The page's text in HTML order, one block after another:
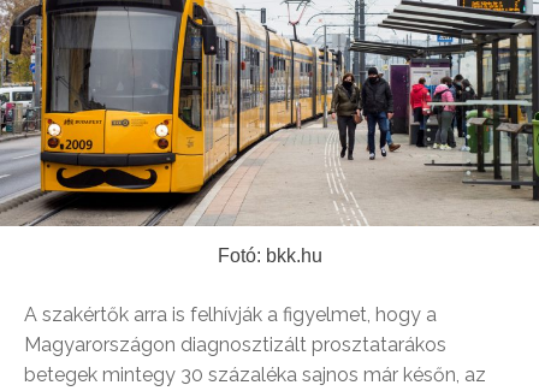
Fotó: bkk.hu
A szakértők arra is felhívják a figyelmet, hogy a
Magyarországon diagnosztizált prosztatarákos
betegek mintegy 30 százaléka sajnos már későn, az